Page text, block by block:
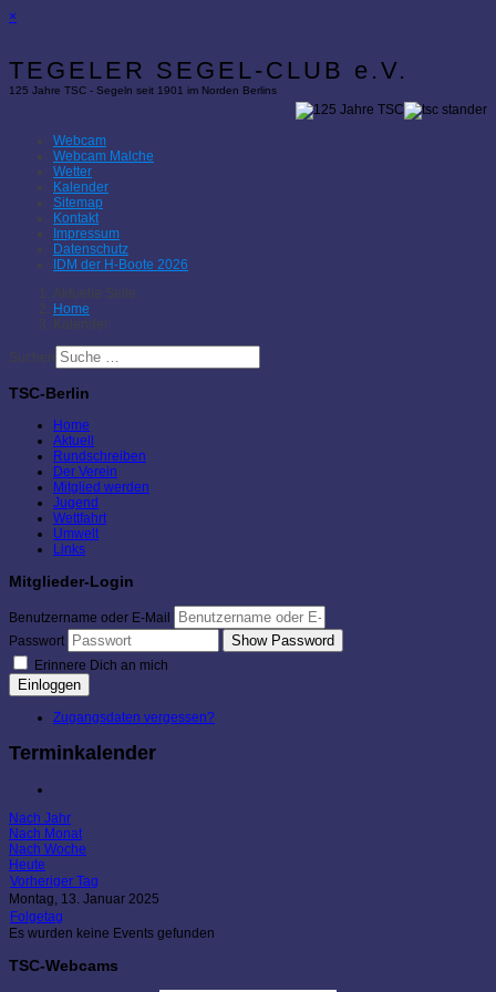
×
TEGELER SEGEL-CLUB e.V.
125 Jahre TSC - Segeln seit 1901 im Norden Berlins
Webcam
Webcam Malche
Wetter
Kalender
Sitemap
Kontakt
Impressum
Datenschutz
IDM der H-Boote 2026
Aktuelle Seite:
Home
Kalender
Suchen
TSC-Berlin
Home
Aktuell
Rundschreiben
Der Verein
Mitglied werden
Jugend
Wettfahrt
Umwelt
Links
Mitglieder-Login
Benutzername oder E-Mail
Passwort
Show Password
Erinnere Dich an mich
Einloggen
Zugangsdaten vergessen?
Terminkalender
Nach Jahr
Nach Monat
Nach Woche
Heute
Vorheriger Tag
Montag, 13. Januar 2025
Folgetag
Es wurden keine Events gefunden
TSC-Webcams